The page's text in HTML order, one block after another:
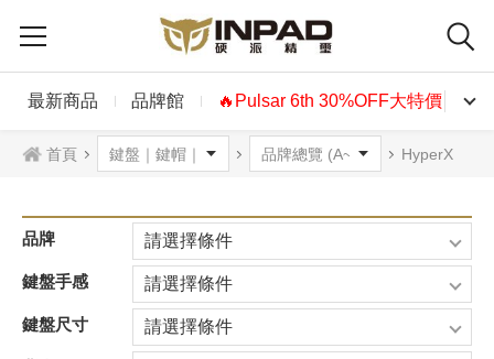
最新商品 品牌館 🔥Pulsar 6th 30%OFF大特價🔥
首頁 HyperX
品牌 請選擇條件
鍵盤手感 請選擇條件
鍵盤尺寸 請選擇條件